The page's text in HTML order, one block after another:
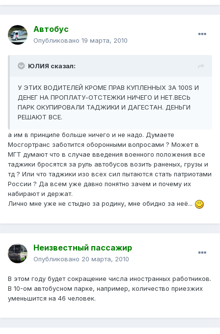
Автобус
Опубликовано 19 марта, 2010
ЮЛИЯ сказал:
У ЭТИХ ВОДИТЕЛЕЙ КРОМЕ ПРАВ КУПЛЕННЫХ ЗА 100S И
ДЕНЕГ НА ПРОПЛАТУ-ОТСТЕЖКИ НИЧЕГО И НЕТ.ВЕСЬ
ПАРК ОКУПИРОВАЛИ ТАДЖИКИ И ДАГЕСТАН. ДЕНЬГИ
РЕШАЮТ ВСЕ.
а им в принципе больше ничего и не надо. Думаете
Мосгортранс заботится оборонными вопросами ? Может в
МГТ думают что в случае введения военного положения все
таджики бросятся за руль автобусов возить раненых, грузы и
тд ? Или что таджики изо всех сил пытаются стать патриотами
России ? Да всем уже давно понятно зачем и почему их
набирают и держат.
Лично мне уже не стыдно за родину, мне обидно за неё...
Неизвестный пассажир
Опубликовано 20 марта, 2010
В этом году будет сокращение числа иностранных работников.
В 10-ом автобусном парке, например, количество приезжих
уменьшится на 46 человек.